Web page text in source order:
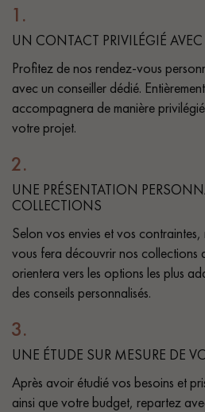
Nos conseillers sont
28 79 01
VOUS AVEZ UN
Nos experts sont à votre
pas dans le choix et la
Un expert Décoplus
1.
UN CONTACT PRIVILÉGIÉ
Profitez de nos rendez-vous
avec un conseiller dédié.
accompagnera de manière
votre projet.
2.
UNE PRÉSENTATION
COLLECTIONS
Selon vos envies et vos
vous fera découvrir nos collections
orientera vers les options les plus
des conseils personnalisés.
3.
UNE ÉTUDE SUR MESURE DE
Après avoir étudié vos besoins et
ainsi que votre budget, repartez